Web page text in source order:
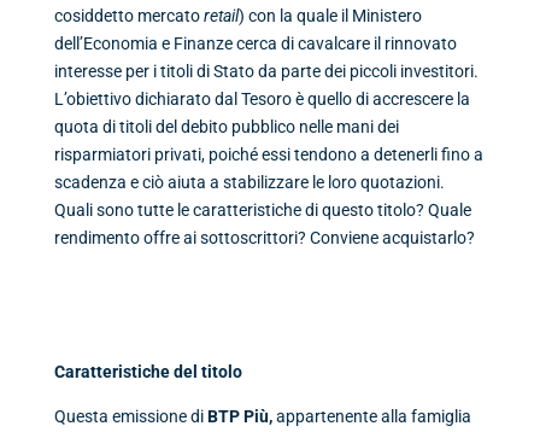
cosiddetto mercatoretail) con la quale il Ministero
dell’Economia e Finanze cerca di cavalcare il rinnovato
interesse per i titoli di Stato da parte dei piccoli investitori.
L’obiettivo dichiarato dal Tesoro è quello di accrescere la
quota di titoli del debito pubblico nelle mani dei
risparmiatori privati, poiché essi tendono a detenerli fino a
scadenza e ciò aiuta a stabilizzare le loro quotazioni.
Quali sono tutte le caratteristiche di questo titolo? Quale
rendimento offre ai sottoscrittori? Conviene acquistarlo?
Caratteristiche del titolo
Questa emissione diBTP Più,appartenente alla famiglia